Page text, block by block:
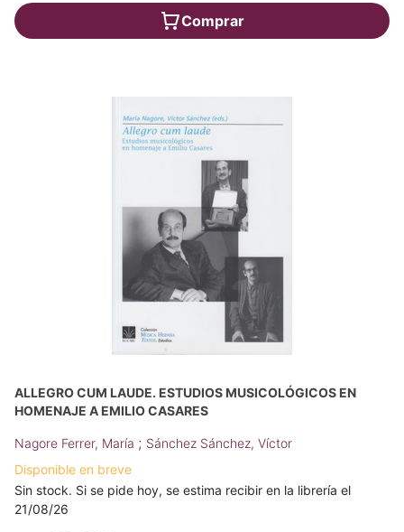
Comprar
ALLEGRO CUM LAUDE. ESTUDIOS MUSICOLÓGICOS EN
HOMENAJE A EMILIO CASARES
Nagore Ferrer, María ; Sánchez Sánchez, Víctor
Disponible en breve
Sin stock. Si se pide hoy, se estima recibir en la librería el
21/08/26